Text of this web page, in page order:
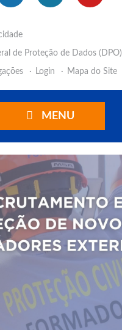
de Proteção de Dados (DPO)
Login Mapa do Site
MENU